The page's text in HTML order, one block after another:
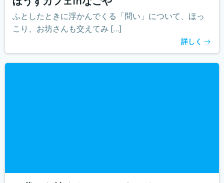
ふとしたときに浮かんでくる「問い」について、ほっ
こり、お坊さんも交えてみ […]
詳しく